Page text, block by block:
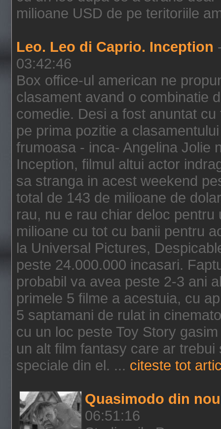
milioane USD de pe teritoriile
Leo. Leo di Caprio. Inception
03:42:46
Box office-ul american ne
clasament avand o combinatie
comedie. Desi a fost anuntat
pe prima pozitie a
frumoasa - inca- Angelina Jolie
Inception, filmul altui actor
sa stranga in acest weekend
total de 143 de milioane de
rau, nu e rau chiar deloc
milioane cu tot cu banii pentru
la Universal Pictures,
peste 24.000.000 incasari.
probabil va avea peste 2-3 ani
primele 5 filme a acestuia, cu
5 saptamani de rulat in
cu un loc peste Toy Story
un alt film fantasy care ar
speciale din el. ... citeste tot
Quasimodo din
06:51:16